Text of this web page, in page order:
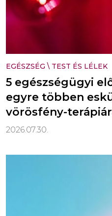
EGÉSZSÉG \ TEST ÉS LÉLEK
5 egészségügyi
egyre többen
vörösfény-
2026.07.30.